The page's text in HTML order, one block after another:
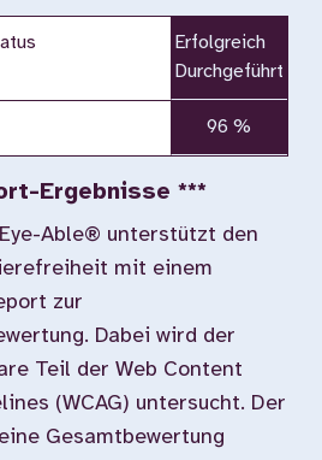
Erfolgreich
Durchgeführt
96 %
Ergebnisse ***
Able® unterstützt den
mit einem
zur
Dabei wird der
Teil der Web Content
(WCAG) untersucht. Der
Gesamtbewertung